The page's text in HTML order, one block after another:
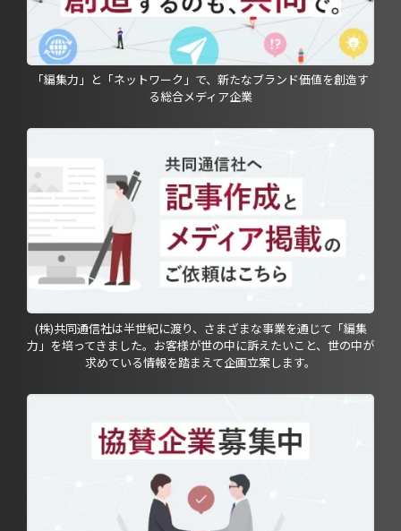
「編集力」と「ネットワーク」で、新たなブランド価値を創造す
る総合メディア企業
(株)共同通信社は半世紀に渡り、さまざまな事業を通じて「編集
力」を培ってきました。お客様が世の中に訴えたいこと、世の中が
求めている情報を踏まえて企画立案します。